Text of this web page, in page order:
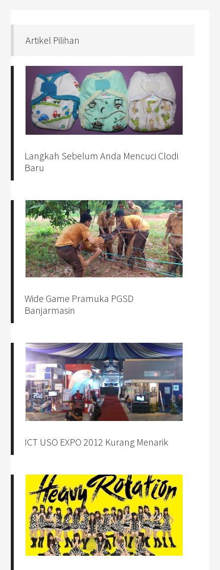
Artikel Pilihan
Langkah Sebelum Anda Mencuci Clodi
Baru
Wide Game Pramuka PGSD
Banjarmasin
ICT USO EXPO 2012 Kurang Menarik